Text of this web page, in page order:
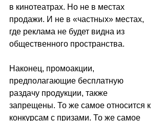
в кинотеатрах. Но не в местах
продажи. И не в «частных» местах,
где реклама не будет видна из
общественного пространства.
Наконец, промоакции,
предполагающие бесплатную
раздачу продукции, также
запрещены. То же самое относится к
конкурсам с призами. То же самое